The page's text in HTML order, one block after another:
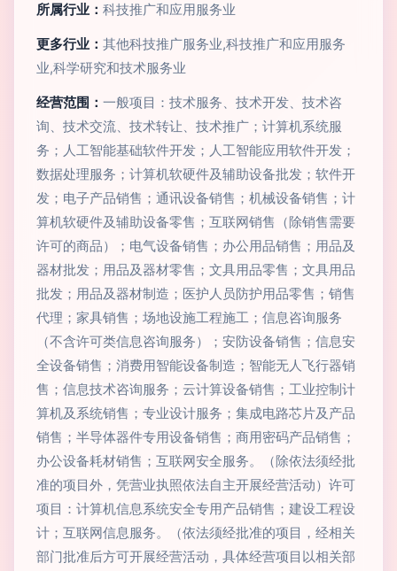
所属行业： 科技推广和应用服务业
更多行业： 其他科技推广服务业,科技推广和应用服务
业,科学研究和技术服务业
经营范围： 一般项目：技术服务、技术开发、技术咨
询、技术交流、技术转让、技术推广；计算机系统服
务；人工智能基础软件开发；人工智能应用软件开发；
数据处理服务；计算机软硬件及辅助设备批发；软件开
发；电子产品销售；通讯设备销售；机械设备销售；计
算机软硬件及辅助设备零售；互联网销售（除销售需要
许可的商品）；电气设备销售；办公用品销售；用品及
器材批发；用品及器材零售；文具用品零售；文具用品
批发；用品及器材制造；医护人员防护用品零售；销售
代理；家具销售；场地设施工程施工；信息咨询服务
（不含许可类信息咨询服务）；安防设备销售；信息安
全设备销售；消费用智能设备制造；智能无人飞行器销
售；信息技术咨询服务；云计算设备销售；工业控制计
算机及系统销售；专业设计服务；集成电路芯片及产品
销售；半导体器件专用设备销售；商用密码产品销售；
办公设备耗材销售；互联网安全服务。（除依法须经批
准的项目外，凭营业执照依法自主开展经营活动）许可
项目：计算机信息系统安全专用产品销售；建设工程设
计；互联网信息服务。（依法须经批准的项目，经相关
部门批准后方可开展经营活动，具体经营项目以相关部